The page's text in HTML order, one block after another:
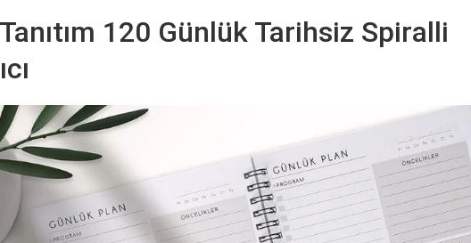
120 Günlük Tarihsiz Spiralli